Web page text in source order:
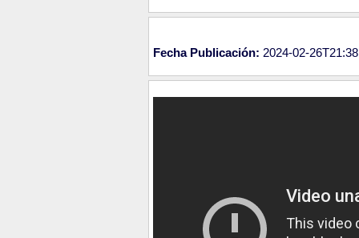
Fecha Publicación: 2024-02-